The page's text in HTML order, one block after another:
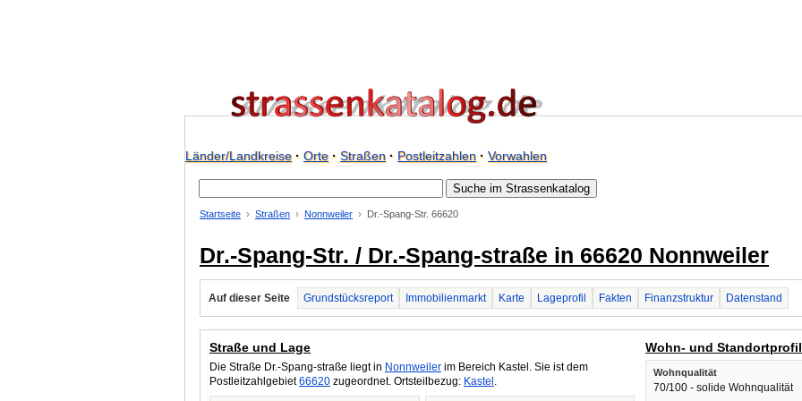
Länder/Landkreise· Orte· Straßen· Postleitzahlen· Vorwahlen
Startseite Straßen Nonnweiler Dr.-Spang-Str. 66620
Dr.-Spang-Str. / Dr.-Spang-straße in 66620 Nonnweiler
Auf dieser Seite Grundstücksreport Immobilienmarkt Karte Lageprofil Fakten Finanzstruktur Datenstand
Straße und Lage
Die Straße Dr.-Spang-straße liegt in Nonnweiler im Bereich Kastel. Sie ist dem
Postleitzahlgebiet66620 zugeordnet. Ortsteilbezug: Kastel .
Wohn- und Standortprofil
Wohnqualität
70/100 - solide Wohnqualität